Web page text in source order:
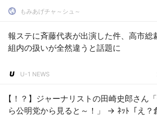
もみあげチャ～シュ～
報ステに斉藤代表が出演した件、高市総
組内の扱いが全然違うと話題に
U-1 NEWS
【！？】ジャーナリストの田崎史郎さん
ら公明党から見ると～！」 → ﾈｯﾄ「え？